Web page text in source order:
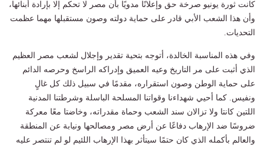
كانت ثورة يونيو صرخة حق وإعلانًا مدويًا بأن مصر لا تحكم إلا بإرادة أبنائها،
وأن هذا الشعب الأبي قادر على حماية دولته وصون مستقبلها مهما عظمت
التحديات.
وفي هذه المناسبة الخالدة، أتوجه بتحية تقدير وإجلال لشعب مصر العظيم
الذي أثبت على مر التاريخ وعيه العميق وإدراكه الراسخ وحرصه الدائم
على حماية الوطن وصون استقراره، مقدمًا في سبيل ذلك كل غالٍ
ونفيس. كما أحيي شهداءنا وقواتنا المسلحة الباسلة وشرطتنا المدنية
اللتين كانتا ولا تزالان سند الشعب وحماة مقدراته، وخاضتا معًا معركة
ضروسًا ضد الإرهاب دفاعًا عن أرض مصر ومصالحها ونيابة عن المنطقة
والعالم بأكمله الذي كان حتمًا سيتأثر بهذا الإرهاب اللئيم لو لم تنتصر عليه